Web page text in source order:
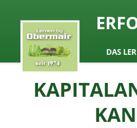
Lernen
ZumDAS